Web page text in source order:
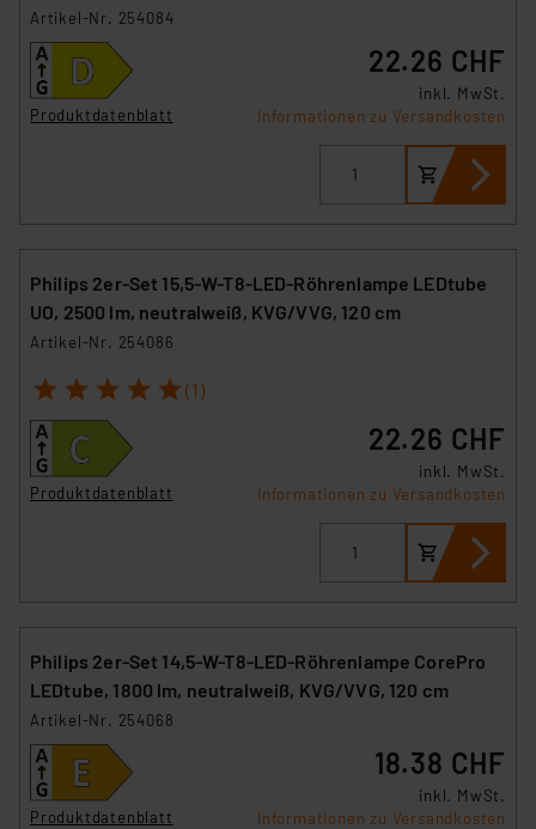
Artikel-Nr. 254084
Produktdatenblatt
22.26 CHF
inkl. MwSt.
Informationen zu Versandkosten
Philips 2er-Set 15,5-W-T8-LED-Röhrenlampe LEDtube
UO, 2500 lm, neutralweiß, KVG/VVG, 120 cm
Artikel-Nr. 254086
1 2 3 4 5 (1)
Produktdatenblatt
22.26 CHF
inkl. MwSt.
Informationen zu Versandkosten
Philips 2er-Set 14,5-W-T8-LED-Röhrenlampe CorePro
LEDtube, 1800 lm, neutralweiß, KVG/VVG, 120 cm
Artikel-Nr. 254068
Produktdatenblatt
18.38 CHF
inkl. MwSt.
Informationen zu Versandkosten